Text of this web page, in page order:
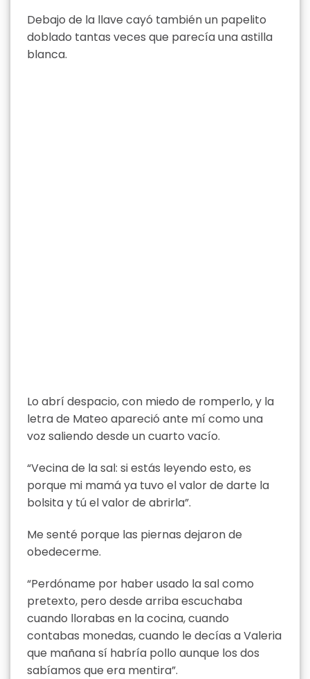
Debajo de la llave cayó también un papelito
doblado tantas veces que parecía una astilla
blanca.
Lo abrí despacio, con miedo de romperlo, y la
letra de Mateo apareció ante mí como una
voz saliendo desde un cuarto vacío.
“Vecina de la sal: si estás leyendo esto, es
porque mi mamá ya tuvo el valor de darte la
bolsita y tú el valor de abrirla”.
Me senté porque las piernas dejaron de
obedecerme.
“Perdóname por haber usado la sal como
pretexto, pero desde arriba escuchaba
cuando llorabas en la cocina, cuando
contabas monedas, cuando le decías a Valeria
que mañana sí habría pollo aunque los dos
sabíamos que era mentira”.